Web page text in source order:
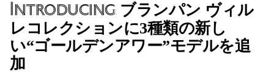
Introducing ブランパン ヴィル
レコレクションに3種類の新し
い“ゴールデンアワー”モデルを追
加